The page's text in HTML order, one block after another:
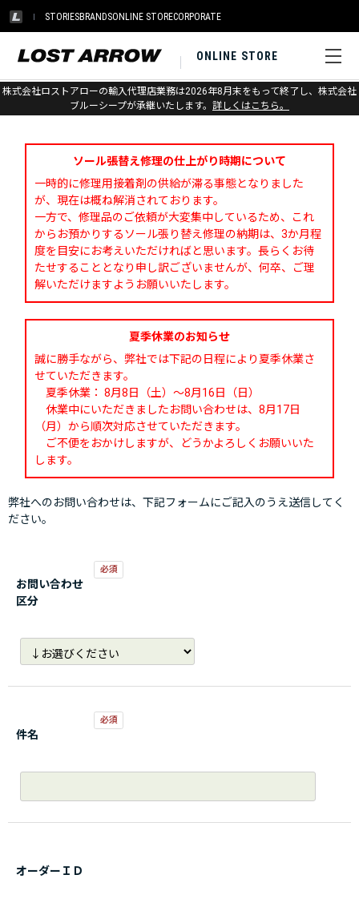
STORIESBRANDSONLINE STORECORPORATE
ONLINE STORE
株式会社ロストアローの輸入代理店業務は2026年8月末をもって終了し、株式会社
ブルーシープが承継いたします。 詳しくはこちら。
お問い合わせ
ソール張替え修理の仕上がり時期について
一時的に修理用接着剤の供給が滞る事態となりました
が、現在は概ね解消されております。
一方で、修理品のご依頼が大変集中しているため、これ
からお預かりするソール張り替え修理の納期は、3か月程
度を目安にお考えいただければと思います。長らくお待
たせすることとなり申し訳ございませんが、何卒、ご理
解いただけますようお願いいたします。
夏季休業のお知らせ
誠に勝手ながら、弊社では下記の日程により夏季休業さ
せていただきます。
夏季休業： 8月8日（土）～8月16日（日）
休業中にいただきましたお問い合わせは、8月17日
（月）から順次対応させていただきます。
ご不便をおかけしますが、どうかよろしくお願いいた
します。
弊社へのお問い合わせは、下記フォームにご記入のうえ送信してく
ださい。
お問い合わせ
区分
件名
オーダーＩＤ